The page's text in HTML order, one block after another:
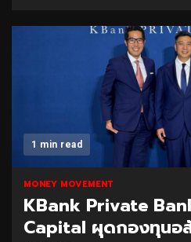
1 min read
MONEY MOVEMENT
KBank Private
Capital ผุดกองทุนอ